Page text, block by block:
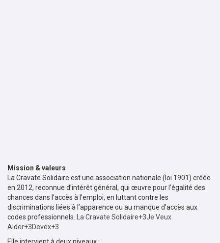
Mission & valeurs
La Cravate Solidaire est une association nationale (loi 1901) créée
en 2012, reconnue d’intérêt général, qui œuvre pour l’égalité des
chances dans l’accès à l’emploi, en luttant contre les
discriminations liées à l’apparence ou au manque d’accès aux
codes professionnels.
La Cravate Solidaire+3Je Veux
Aider+3Devex+3